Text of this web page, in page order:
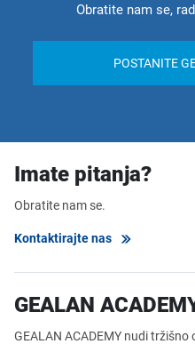
Obratite nam se,
POSTANITE
Imate pitanja?
Obratite nam se.
Kontaktirajte nas
GEALAN
GEALAN ACADEMY nudi